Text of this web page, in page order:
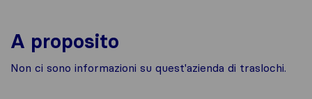
A proposito
Non ci sono informazioni su quest'azienda di traslochi.